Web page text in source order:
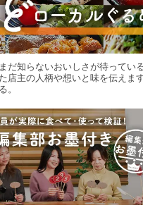
だ知らないおいしさが待ってい
店主の人柄や想いと味を伝えま